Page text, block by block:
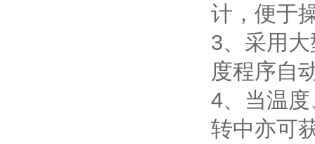
计，便于
3、采用
度程序自
4、当温
转中亦可